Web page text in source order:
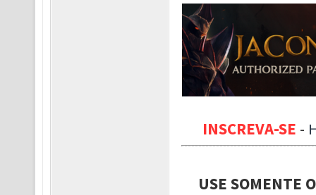
INSCREVA-SE -
USE SOMENTE